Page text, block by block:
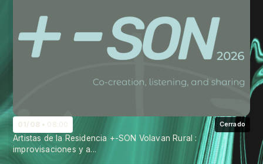
01/08 08:00 Cerrado
Artistas de la Residencia +-SON Volavan Rural :
improvisaciones y a...